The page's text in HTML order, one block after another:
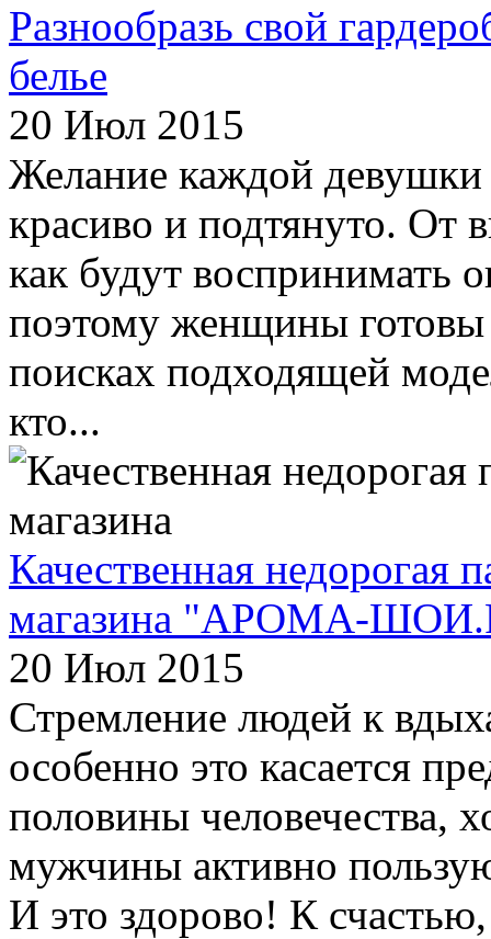
​Разнообразь свой
белье
20 Июл 2015
Желание каждой девушки
красиво и подтянуто. От
как будут
поэтому женщины готовы
поисках подходящей
кто...
Качественная недорогая
магазина "АРОМА-
20 Июл 2015
Стремление людей к
особенно это касается
половины человечества,
мужчины активно
И это здорово! К